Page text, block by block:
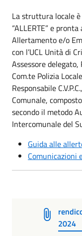
La struttura locale
“ALLERTE” e
Allertamento e/o
con l’UCL Unità di
Assessore
Com.te Polizia
Responsabile
Comunale,
secondo il metodo
Intercomunale del
Guida alle
Comunicazioni
2024